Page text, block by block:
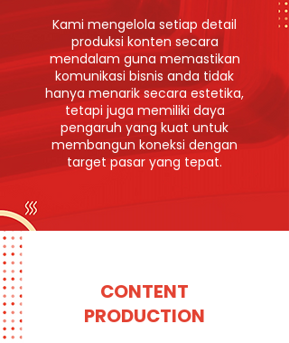
Kami mengelola setiap detail
produksi konten secara
mendalam guna memastikan
komunikasi bisnis anda tidak
hanya menarik secara estetika,
tetapi juga memiliki daya
pengaruh yang kuat untuk
membangun koneksi dengan
target pasar yang tepat.
CONTENT
PRODUCTION